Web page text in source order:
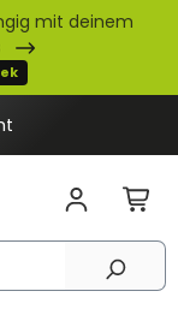
mit deinem